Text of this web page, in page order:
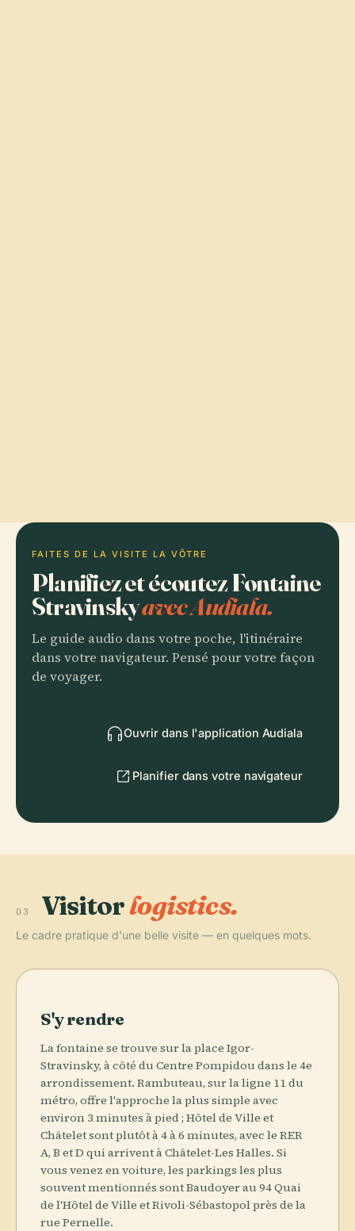
FAITES DE LA VISITE LA VÔTRE
Planifiez et écoutez Fontaine
Stravinskyavec Audiala.
Le guide audio dans votre poche, l'itinéraire
dans votre navigateur. Pensé pour votre façon
de voyager.
Ouvrir dans l'application Audiala
Planifier dans votre navigateur
03 Visitorlogistics.
Le cadre pratique d'une belle visite — en quelques mots.
S'y rendre
La fontaine se trouve sur la place Igor-
Stravinsky, à côté du Centre Pompidou dans le 4e
arrondissement. Rambuteau, sur la ligne 11 du
métro, offre l'approche la plus simple avec
environ 3 minutes à pied ; Hôtel de Ville et
Châtelet sont plutôt à 4 à 6 minutes, avec le RER
A, B et D qui arrivent à Châtelet-Les Halles. Si
vous venez en voiture, les parkings les plus
souvent mentionnés sont Baudoyer au 94 Quai
de l'Hôtel de Ville et Rivoli-Sébastopol près de la
rue Pernelle.